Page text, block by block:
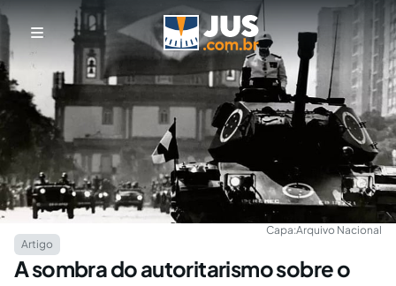
Capa:Arquivo Nacional
Artigo
A sombra do autoritarismo sobre o